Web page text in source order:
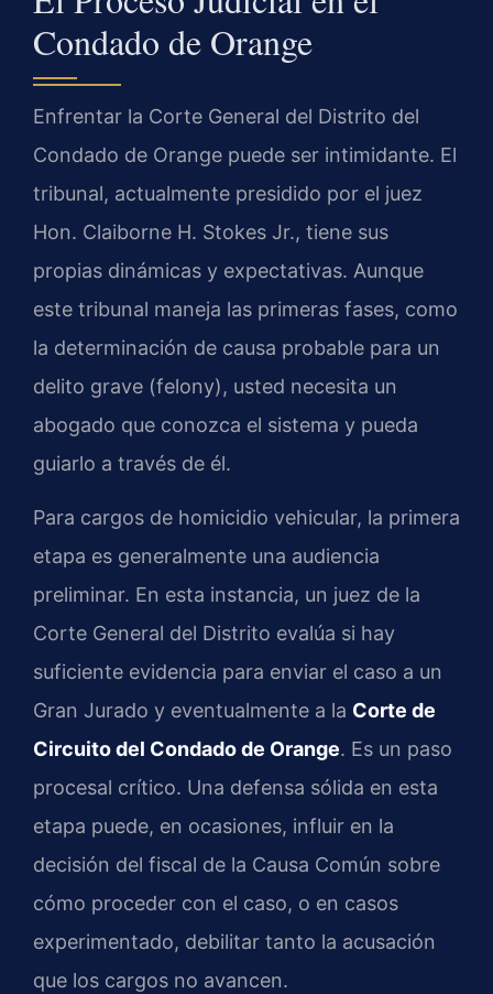
Condado de Orange
Enfrentar la Corte General del Distrito del
Condado de Orange puede ser intimidante. El
tribunal, actualmente presidido por el juez
Hon. Claiborne H. Stokes Jr., tiene sus
propias dinámicas y expectativas. Aunque
este tribunal maneja las primeras fases, como
la determinación de causa probable para un
delito grave (felony), usted necesita un
abogado que conozca el sistema y pueda
guiarlo a través de él.
Para cargos de homicidio vehicular, la primera
etapa es generalmente una audiencia
preliminar. En esta instancia, un juez de la
Corte General del Distrito evalúa si hay
suficiente evidencia para enviar el caso a un
Gran Jurado y eventualmente a la Corte de
Circuito del Condado de Orange. Es un paso
procesal crítico. Una defensa sólida en esta
etapa puede, en ocasiones, influir en la
decisión del fiscal de la Causa Común sobre
cómo proceder con el caso, o en casos
experimentado, debilitar tanto la acusación
que los cargos no avancen.